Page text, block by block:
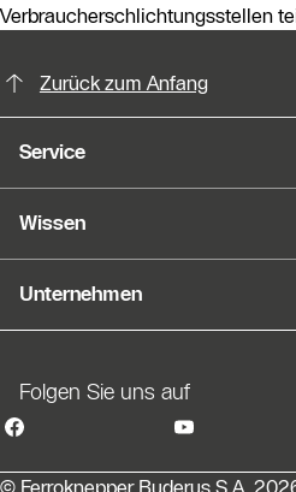
Verbraucherschlichtungsstellen
Zurück zum Anfang
Service
Wissen
Unternehmen
Folgen Sie uns auf
© Ferroknepper Buderus S.A.